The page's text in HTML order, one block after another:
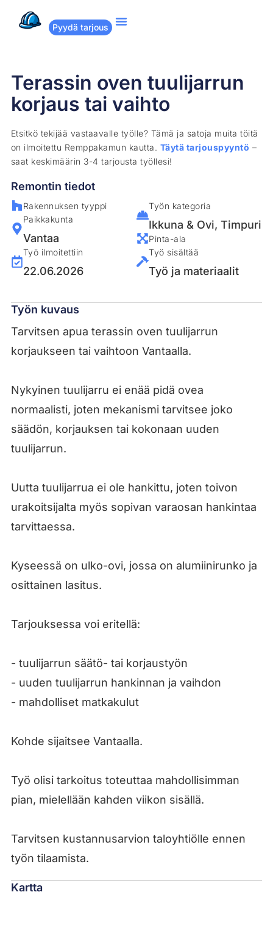
Pyydä tarjous
Terassin oven tuulijarrun
korjaus tai vaihto
Etsitkö tekijää vastaavalle työlle? Tämä ja satoja muita töitä
on ilmoitettu Remppakamun kautta. Täytä tarjouspyyntö –
saat keskimäärin 3-4 tarjousta työllesi!
Remontin tiedot
Rakennuksen tyyppi
Paikkakunta
Vantaa
Työ ilmoitettiin
22.06.2026
Työn kategoria
Ikkuna & Ovi, Timpuri
Pinta-ala
Työ sisältää
Työ ja materiaalit
Työn kuvaus
Tarvitsen apua terassin oven tuulijarrun
korjaukseen tai vaihtoon Vantaalla.
Nykyinen tuulijarru ei enää pidä ovea
normaalisti, joten mekanismi tarvitsee joko
säädön, korjauksen tai kokonaan uuden
tuulijarrun.
Uutta tuulijarrua ei ole hankittu, joten toivon
urakoitsijalta myös sopivan varaosan hankintaa
tarvittaessa.
Kyseessä on ulko-ovi, jossa on alumiinirunko ja
osittainen lasitus.
Tarjouksessa voi eritellä:
- tuulijarrun säätö- tai korjaustyön
- uuden tuulijarrun hankinnan ja vaihdon
- mahdolliset matkakulut
Kohde sijaitsee Vantaalla.
Työ olisi tarkoitus toteuttaa mahdollisimman
pian, mielellään kahden viikon sisällä.
Tarvitsen kustannusarvion taloyhtiölle ennen
työn tilaamista.
Kartta